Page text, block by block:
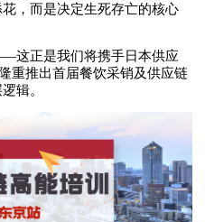
，而是决定生死存亡的核心
这正是我们将携手日本供应
重推出首届餐饮采销及供应链
辑。